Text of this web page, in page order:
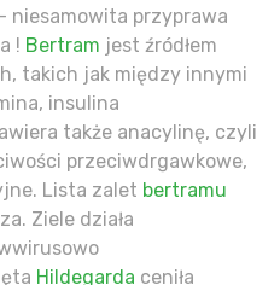
- niesamowita przyprawa
! Bertram jest źródłem
takich jak między innymi
insulina
także anacylinę, czyli
przeciwdrgawkowe,
Lista zalet bertramu
Ziele działa
Hildegarda ceniła